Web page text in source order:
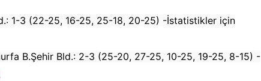
1-3 (22-25, 16-25, 25-18, 20-25) -İstatistikler için
B.Şehir Bld.: 2-3 (25-20, 27-25, 10-25, 19-25, 8-15) -